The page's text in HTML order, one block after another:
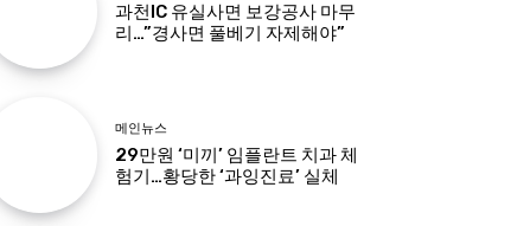
과천IC 유실사면 보강공사 마무
리…”경사면 풀베기 자제해야”
메인뉴스
29만원 ‘미끼’ 임플란트 치과 체
험기…황당한 ‘과잉진료’ 실체